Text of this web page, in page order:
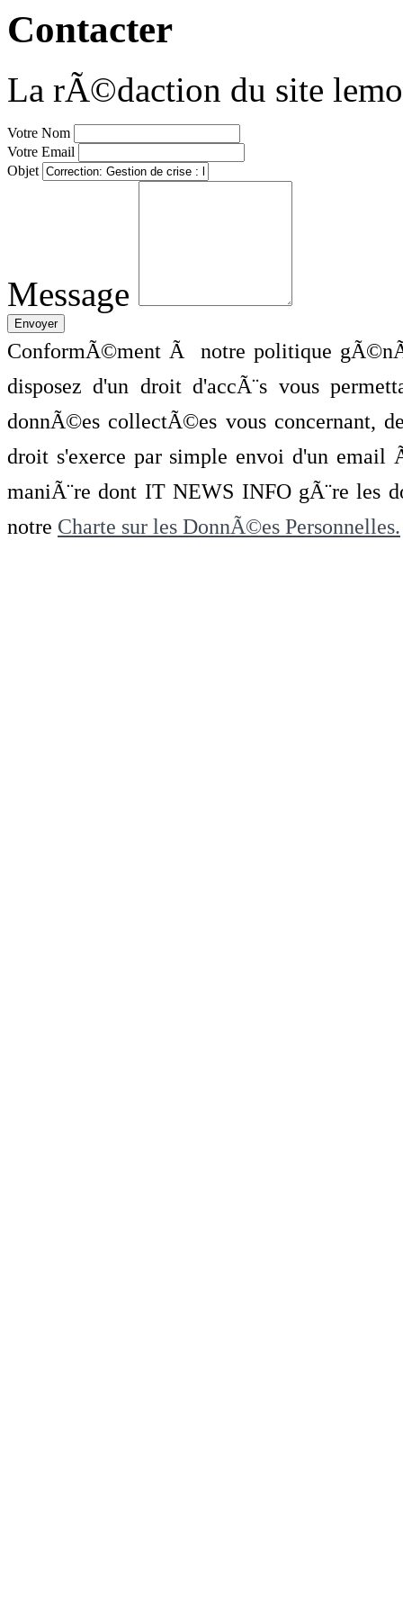
Contacter
La rÃ©daction du site
Votre Nom
Votre Email
Objet
Message
ConformÃ©ment Ã notre politique
disposez d'un droit d'accÃ¨s vous
donnÃ©es collectÃ©es vous concernant,
droit s'exerce par simple envoi d'un
maniÃ¨re dont IT NEWS INFO gÃ¨re les
notre Charte sur les DonnÃ©es Personnelles.